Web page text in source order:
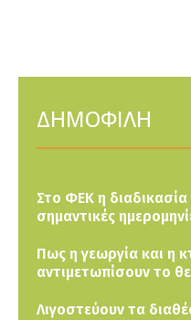
ΔΗΜΟΦΙΛΗ
Στο ΦΕΚ η
σημαντικές
Πως η γεωργία και η
αντιμετωπίσουν το
Λιγοστεύουν τα